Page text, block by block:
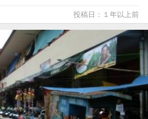
投稿日：１年以上前